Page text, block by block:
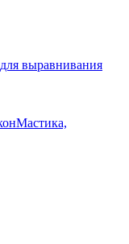
выравнивания
Мастика,